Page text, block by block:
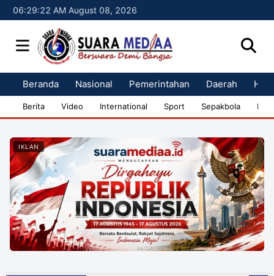
06:29:22 AM August 08, 2026
Beranda Nasional Pemerintahan Daerah
Berita Video International Sport Sepakbola
IKLAN